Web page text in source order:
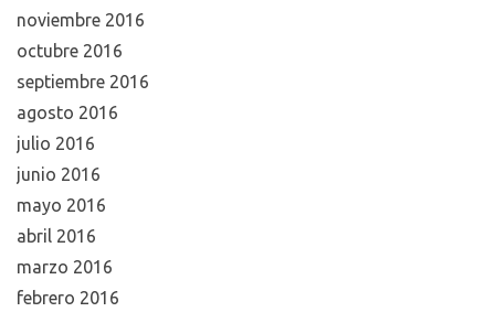
noviembre 2016
octubre 2016
septiembre 2016
agosto 2016
julio 2016
junio 2016
mayo 2016
abril 2016
marzo 2016
febrero 2016